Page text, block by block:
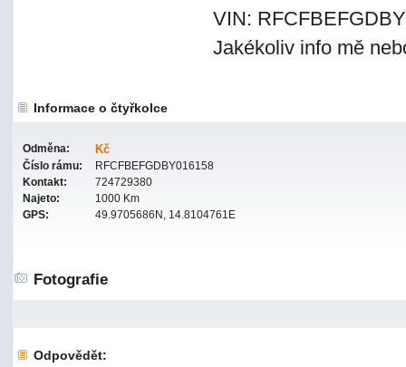
VIN:
Jakékoliv info mě
Informace o čtyřkolce
Odměna: Kč
Číslo rámu:
RFCFBEFGDBY016158
Kontakt:
724729380
Najeto:
1000 Km
GPS:
49.9705686N, 14.8104761E
Fotografie
Odpovědět: